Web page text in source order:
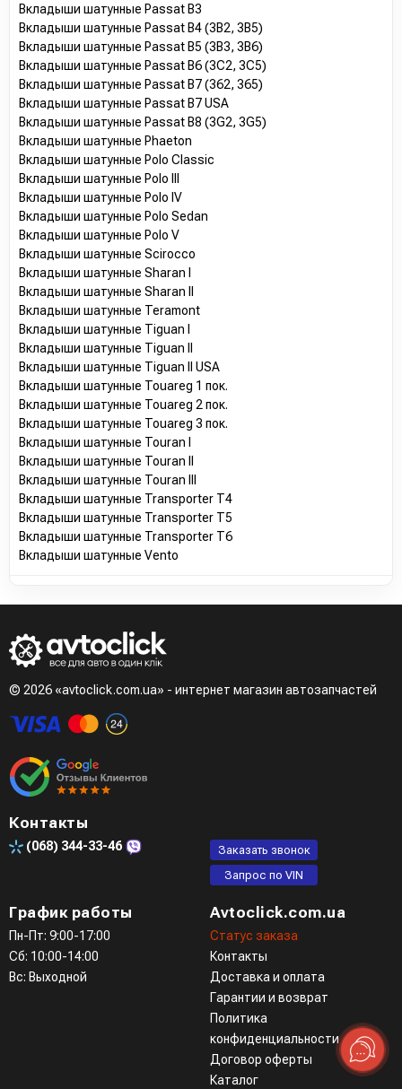
Вкладыши шатунные Passat B3
Вкладыши шатунные Passat B4 (3B2, 3B5)
Вкладыши шатунные Passat B5 (3B3, 3B6)
Вкладыши шатунные Passat B6 (3C2, 3C5)
Вкладыши шатунные Passat B7 (362, 365)
Вкладыши шатунные Passat B7 USA
Вкладыши шатунные Passat B8 (3G2, 3G5)
Вкладыши шатунные Phaeton
Вкладыши шатунные Polo Classic
Вкладыши шатунные Polo III
Вкладыши шатунные Polo IV
Вкладыши шатунные Polo Sedan
Вкладыши шатунные Polo V
Вкладыши шатунные Scirocco
Вкладыши шатунные Sharan I
Вкладыши шатунные Sharan II
Вкладыши шатунные Teramont
Вкладыши шатунные Tiguan I
Вкладыши шатунные Tiguan II
Вкладыши шатунные Tiguan II USA
Вкладыши шатунные Touareg 1 пок.
Вкладыши шатунные Touareg 2 пок.
Вкладыши шатунные Touareg 3 пок.
Вкладыши шатунные Touran I
Вкладыши шатунные Touran II
Вкладыши шатунные Touran III
Вкладыши шатунные Transporter T4
Вкладыши шатунные Transporter T5
Вкладыши шатунные Transporter T6
Вкладыши шатунные Vento
© 2026 «avtoclick.com.ua» - интернет магазин автозапчастей
Контакты
(068) 344-33-46
Заказать звонок
Запрос по VIN
График работы
Пн-Пт: 9:00-17:00
Сб: 10:00-14:00
Вс: Выходной
Avtoclick.com.ua
Статус заказа
Контакты
Доставка и оплата
Гарантии и возврат
Политика
конфиденциальности
Договор оферты
Каталог